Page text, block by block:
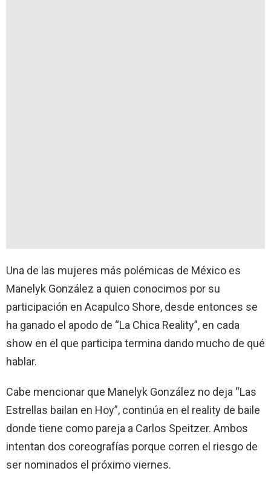
Una de las mujeres más polémicas de México es
Manelyk González a quien conocimos por su
participación en Acapulco Shore, desde entonces se
ha ganado el apodo de “La Chica Reality”, en cada
show en el que participa termina dando mucho de qué
hablar.
Cabe mencionar que Manelyk González no deja “Las
Estrellas bailan en Hoy”, continúa en el reality de baile
donde tiene como pareja a Carlos Speitzer. Ambos
intentan dos coreografías porque corren el riesgo de
ser nominados el próximo viernes.